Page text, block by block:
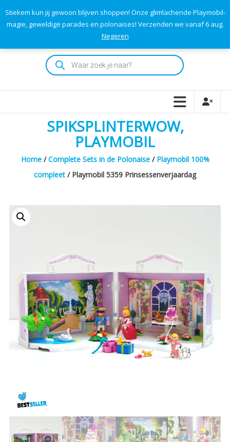
Stiekem kun jij gewoon blijven shoppen! Onze glimlachende Playmobil-
magie, geweldige parades en polonaises! Verzenden we vanaf 6 aug.
Negeren
content
Playmodok
Tweedehands
dromen
voor
iedereen
TOTAAL
Producten
zoeken
SPIKSPLINTERWOW,
PLAYMOBIL
Home/Complete Sets in de Polonaise/ Playmobil 100%
compleet / Playmobil 5359 Prinsessenverjaardag